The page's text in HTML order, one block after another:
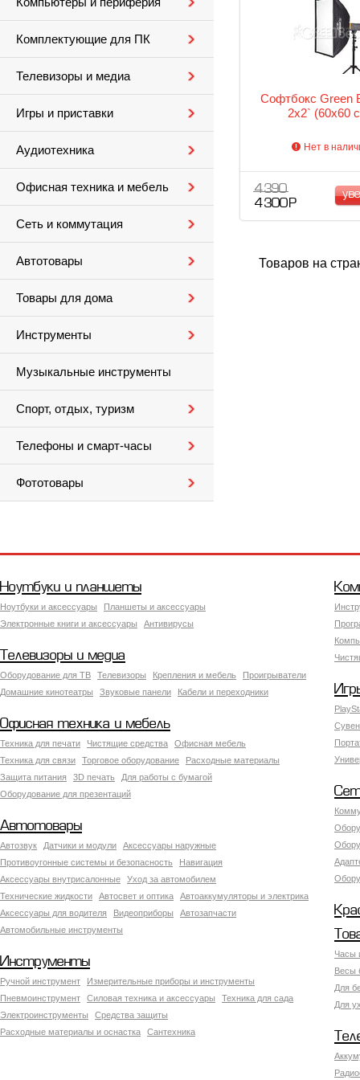
Комплектующие для ПК
Телевизоры и медиа
Игры и приставки
Аудиотехника
Офисная техника и мебель
Сеть и коммутация
Автотовары
Товары для дома
Инструменты
Музыкальные инструменты
Спорт, отдых, туризм
Телефоны и смарт-часы
Фототовары
Софтбокс Green
2x2` (60x60
Нет в
4 390
4 300 Р
Товаров на
Ноутбуки и планшеты
Ноутбуки и аксессуары
Планшеты и аксессуары
Электронные книги и аксессуары
Антивирусы
Телевизоры и медиа
Оборудование для ТВ Телевизоры Крепления и мебель
Проигрыватели
Домашние кинотеатры
Звуковые панели Кабели и переходники
Офисная техника и мебель
Техника для печати Чистящие средства
Офисная мебель
Техника для связи
Торговое оборудование
Расходные материалы
Защита питания
3D печать
Для работы с бумагой
Оборудование для презентаций
Автотовары
Автозвук Датчики и модули
Аксессуары наружные
Противоугонные системы и безопасность
Навигация
Аксесcуары внутрисалонные
Уход за автомобилем
Технические жидкости
Автосвет и оптика
Автоаккумуляторы и электрика
Аксессуары для водителя
Видеоприборы
Автозапчасти
Автомобильные инструменты
Часы
Весы
Для
Для
Инструменты
Ручной инструмент
Измерительные приборы и инструменты
Пневмоинструмент
Силовая техника и аксессуары
Техника для сада
Электроинструменты
Средства защиты
Расходные материалы и оснастка
Сантехника